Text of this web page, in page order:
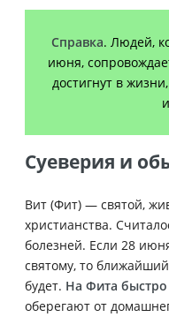
Справка. Людей,
июня,
достигнут в
Суеверия и
Вит (Фит) — святой,
христианства.
болезней. Если 28
святому, то
будет. На Фита быстро
оберегают от